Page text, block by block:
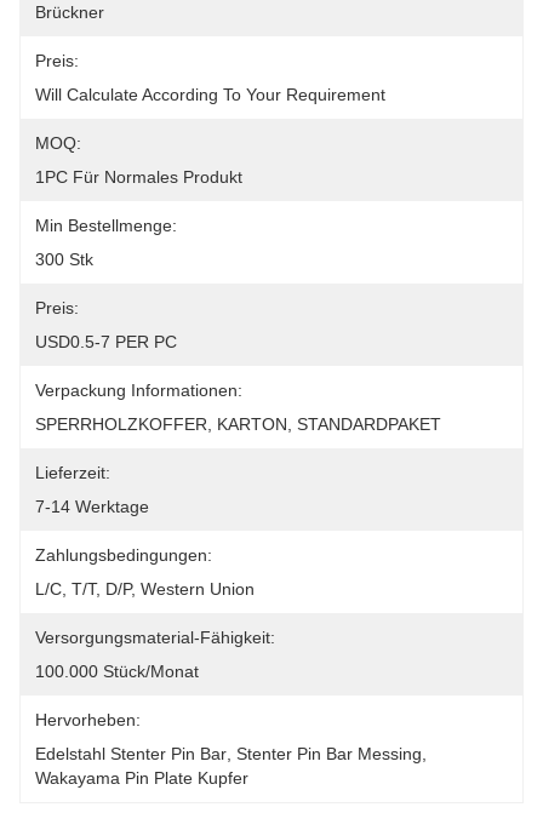
Brückner
Preis:
Will Calculate According To Your Requirement
MOQ:
1PC Für Normales Produkt
Min Bestellmenge:
300 Stk
Preis:
USD0.5-7 PER PC
Verpackung Informationen:
SPERRHOLZKOFFER, KARTON, STANDARDPAKET
Lieferzeit:
7-14 Werktage
Zahlungsbedingungen:
L/C, T/T, D/P, Western Union
Versorgungsmaterial-Fähigkeit:
100.000 Stück/Monat
Hervorheben:
Edelstahl Stenter Pin Bar Stenter Pin Bar Messing
Wakayama Pin Plate Kupfer